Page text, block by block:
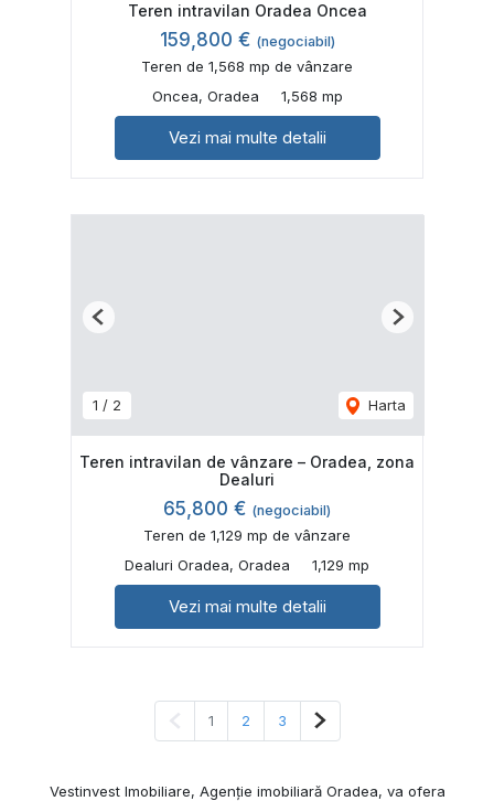
Teren intravilan Oradea Oncea
159,800 € (negociabil)
Teren de 1,568 mp de vânzare
Oncea, Oradea
1,568 mp
Vezi mai multe detalii
1 / 2 Harta
Previous Next
Teren intravilan de vânzare – Oradea, zona
Dealuri
65,800 € (negociabil)
Teren de 1,129 mp de vânzare
Dealuri Oradea, Oradea
1,129 mp
Vezi mai multe detalii
Pagina anterioară
1 2 3 Pagina următoare
Vestinvest Imobiliare, Agenție imobiliară Oradea, va ofera